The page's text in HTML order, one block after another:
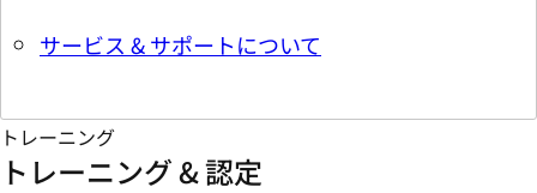
サービス & サポートについて
トレーニング
トレーニング & 認定